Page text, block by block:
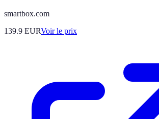
smartbox.com
139.9 EURVoir le prix